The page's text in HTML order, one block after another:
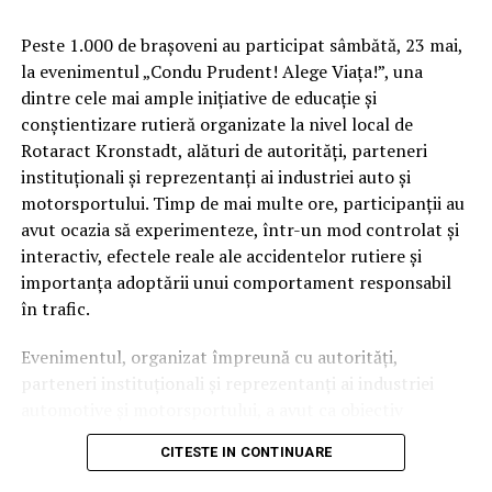
Cum știu dacă am obezitate? Rolul IMC și al
evaluării medicale
Deși Indicele de Masă Corporală (IMC) este utilizat
frecvent pentru clasificarea
Medicul poate lua în considerare raportul talie–
înălțime, impactul asupra sănătății, calitatea vieții,
că doar 20% dintre românii care trăiesc cu obezitate se
declară îngrijorați de starea lor de sănătate din prezent
Peste 1.000 de brașoveni au participat sâmbătă, 23 mai,
la evenimentul „Condu Prudent! Alege Viața!”, una
dintre cele mai ample inițiative de educație și
conștientizare rutieră organizate la nivel local de
Rotaract Kronstadt, alături de autorități, parteneri
instituționali și reprezentanți ai industriei auto și
motorsportului. Timp de mai multe ore, participanții au
avut ocazia să experimenteze, într-un mod controlat și
interactiv, efectele reale ale accidentelor rutiere și
importanța adoptării unui comportament responsabil
în trafic.
Evenimentul, organizat împreună cu autorități,
parteneri instituționali și reprezentanți ai industriei
principal transformarea prevenției într-o experiență
practică și accesibilă publicului larg.
CITESTE IN CONTINUARE